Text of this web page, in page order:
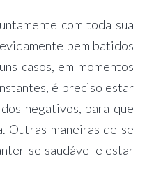
com toda sua
bem batidos
casos, em momentos
é preciso estar
negativos, para que
Outras maneiras de se
se saudável e estar